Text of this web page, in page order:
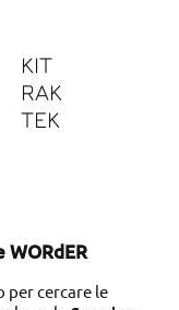
KIT
RAK
TEK
cercare le